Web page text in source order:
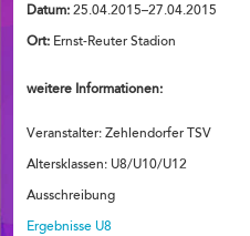
Datum: 25.04.2015–27.04.2015
Ort: Ernst-Reuter Stadion
weitere Informationen:
Veranstalter: Zehlendorfer TSV
Altersklassen: U8/U10/U12
Ausschreibung
Ergebnisse U8